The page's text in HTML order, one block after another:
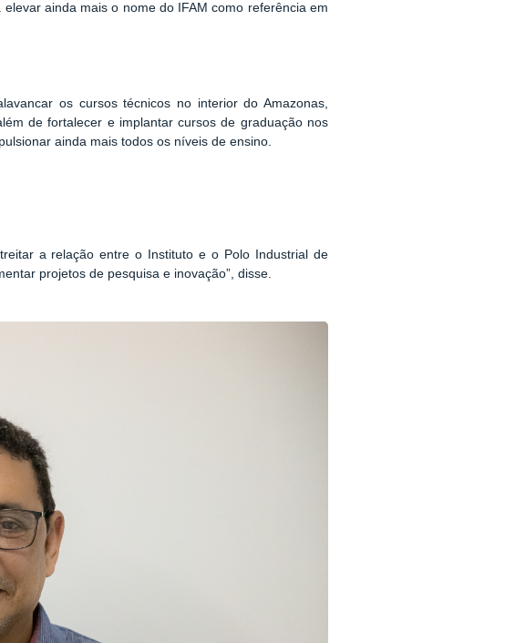
ainda mais o nome do IFAM como referência em
os cursos técnicos no interior do Amazonas,
de fortalecer e implantar cursos de graduação nos
ainda mais todos os níveis de ensino.
a relação entre o Instituto e o Polo Industrial de
projetos de pesquisa e inovação”, disse.